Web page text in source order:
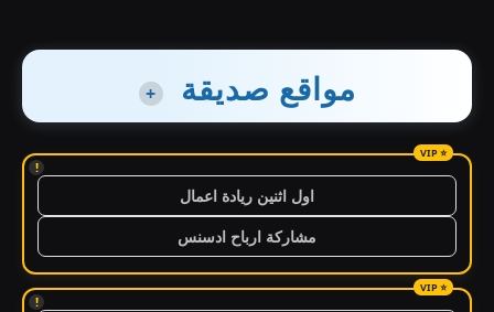
مواقع صديقة +
!
اول اثنين ريادة اعمال
مشاركة ارباح ادسنس
!